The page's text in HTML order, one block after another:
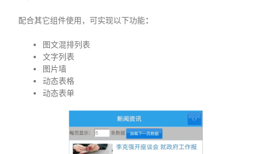
配合其它组件使用，可实现以下功能：
图文混排列表
文字列表
图片墙
动态表格
动态表单